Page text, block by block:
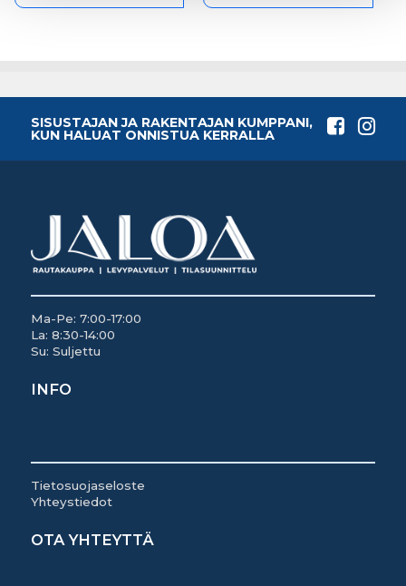
SISUSTAJAN JA RAKENTAJAN KUMPPANI,
KUN HALUAT ONNISTUA KERRALLA
Ma-Pe: 7:00-17:00
La: 8:30-14:00
Su: Suljettu
INFO
Tietosuojaseloste
Yhteystiedot
OTA YHTEYTTÄ